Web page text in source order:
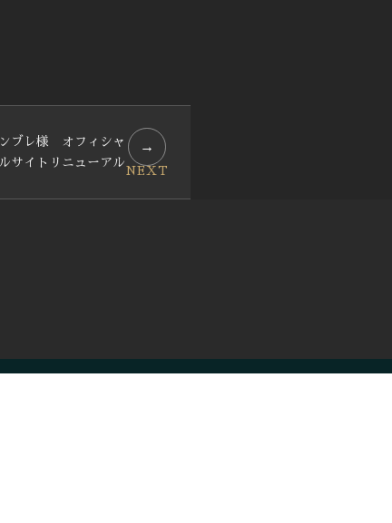
ブレ様 オフィシャ
ルサイトリニューアル
→
NEXT